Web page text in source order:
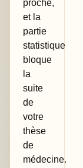
proche,
et la
partie
statistique
bloque
la
suite
de
votre
thèse
de
médecine.